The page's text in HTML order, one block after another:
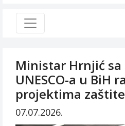
Ministar Hrnjić sa
UNESCO-a u BiH
projektima
07.07.2026.